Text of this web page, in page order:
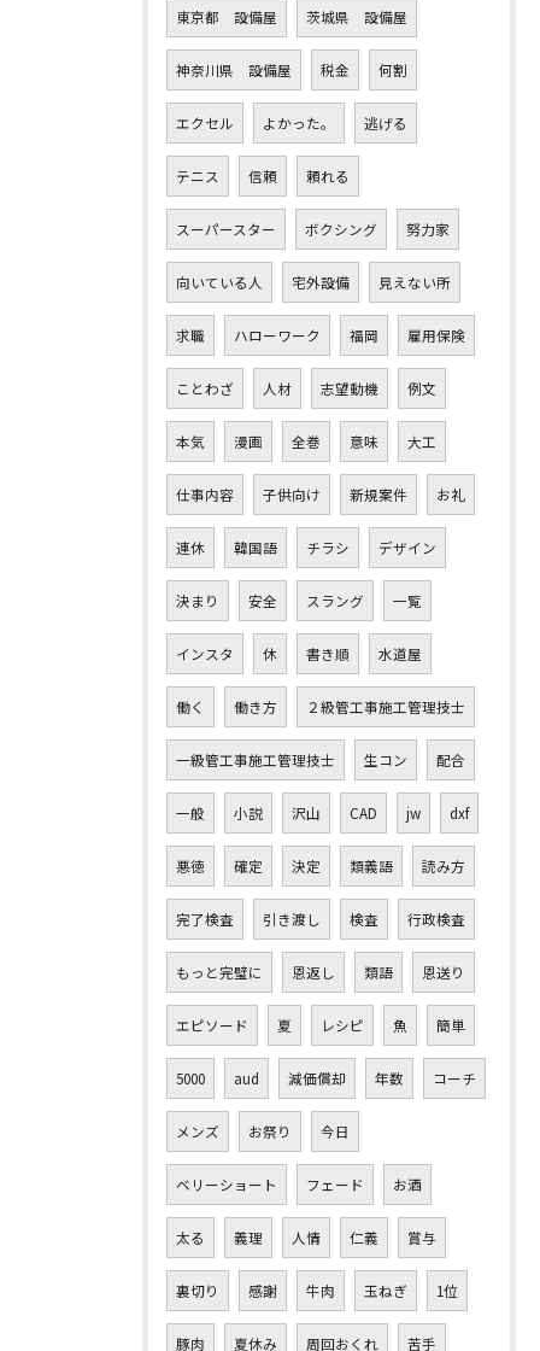
東京都 設備屋 茨城県 設備屋
神奈川県 設備屋 税金 何割
エクセル よかった。 逃げる
テニス 信頼 頼れる
スーパースター ボクシング 努力家
向いている人 宅外設備 見えない所
求職 ハローワーク 福岡 雇用保険
ことわざ 人材 志望動機 例文
本気 漫画 全巻 意味 大工
仕事内容 子供向け 新規案件 お礼
連休 韓国語 チラシ デザイン
決まり 安全 スラング 一覧
インスタ 休 書き順 水道屋
働く 働き方 ２級管工事施工管理技士
一級管工事施工管理技士 生コン 配合
一般 小説 沢山 CAD jw dxf
悪徳 確定 決定 類義語 読み方
完了検査 引き渡し 検査 行政検査
もっと完璧に 恩返し 類語 恩送り
エピソード 夏 レシピ 魚 簡単
5000 aud 減価償却 年数 コーチ
メンズ お祭り 今日
ベリーショート フェード お酒
太る 義理 人情 仁義 賞与
裏切り 感謝 牛肉 玉ねぎ 1位
豚肉 夏休み 周回おくれ 苦手